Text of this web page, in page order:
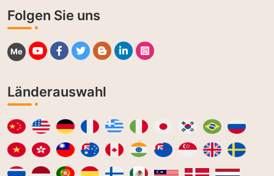
Folgen Sie uns
Me
Länderauswahl